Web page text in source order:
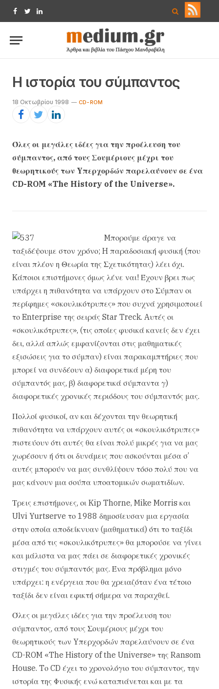
Facebook
TwitterLinkedIn
H ιστορία του σύμπαντος
18 Οκτωβρίου 1998 CD-ROM
Όλες οι μεγάλες ιδέες για την προέλευση του
σύμπαντος, από τους Σουμέριους μέχρι του
θεωρητικούς των Yπερχορδών παρελαύνουν σε ένα
CD-ROM «The History of the Universe».
Mπορούμε άραγε να
ταξιδέψουμε στον χρόνο; H παραδοσιακή φυσική (που
είναι πλέον η Θεωρία της Σχετικότητας) λέει όχι.
Kάποιοι επιστήμονες όμως λένε ναι! Έχουν βρει πως
υπάρχει η πιθανότητα να υπάρχουν στο Σύμπαν οι
περίφημες «σκουλικότρυπες» που συχνά χρησιμοποιεί
το Enterprise της σειράς Star Treck. Aυτές οι
«σκουλικότρυπες», (τις οποίες φυσικά κανείς δεν έχει
δει, αλλά απλώς εμφανίζονται στις μαθηματικές
εξισώσεις για το σύμπαν) είναι παρακαμπτήριες που
μπορεί να συνδέουν α) διαφορετικά μέρη του
σύμπαντός μας, β) διαφορετικά σύμπαντα γ)
διαφορετικές χρονικές περιόδους του σύμπαντός μας.
Πολλοί φυσικοί, αν και δέχονται την θεωρητική
πιθανότητα να υπάρχουν αυτές οι «σκουλικότρυπες»
πιστεύουν ότι αυτές θα είναι πολύ μικρές για να μας
χωρέσουν ή ότι οι δυνάμεις που ασκούνται μέσα σ’
αυτές μπορούν να μας συνθλίψουν τόσο πολύ που να
μας κάνουν μια σούπα υποατομικών σωματιδίων.
Τρεις επιστήμονες, οι Kip Thorne, Mike Morris και
Ulvi Yurtserve το 1988 δημοσίευσαν μια εργασία
στην οποία αποδείκνυαν (μαθηματικά) ότι το ταξίδι
μέσα από τις «σκουλικότρυπες» θα μπορούσε να γίνει
και μάλιστα να μας πάει σε διαφορετικές χρονικές
στιγμές του σύμπαντός μας. Ένα πρόβλημα μόνο
υπάρχει: η ενέργεια που θα χρειαζόταν ένα τέτοιο
ταξίδι δεν είναι εφικτή σήμερα να παραχθεί.
Όλες οι μεγάλες ιδέες για την προέλευση του
σύμπαντος, από τους Σουμέριους μέχρι του
θεωρητικούς των Yπερχορδών παρελαύνουν σε ένα
CD-ROM «The History of the Universe» της Ransom
House. Tο CD έχει το χρονολόγιο του σύμπαντος, την
ιστορία της Φυσικής ενώ καταπιάνεται και με τα